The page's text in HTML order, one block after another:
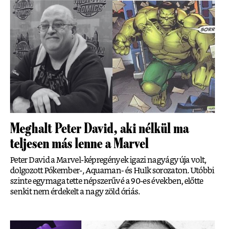
Meghalt Peter David, aki nélkül ma
teljesen más lenne a Marvel
Peter David a Marvel-képregények igazi nagyágyúja volt,
dolgozott Pókember-, Aquaman- és Hulk sorozaton. Utóbbi
szinte egymaga tette népszerűvé a 90-es években, előtte
senkit nem érdekelt a nagy zöld óriás.